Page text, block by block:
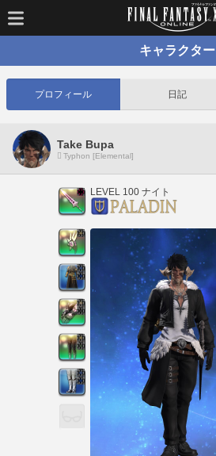
キャラクター
プロフィール 日記
Take Bupa
Typhon [Elemental]
LEVEL 100 ナイト